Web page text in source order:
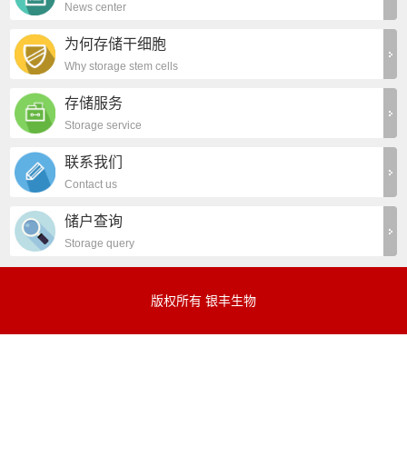
News center
为何存储干细胞
Why storage stem cells
存储服务
Storage service
联系我们
Contact us
储户查询
Storage query
版权所有 银丰生物